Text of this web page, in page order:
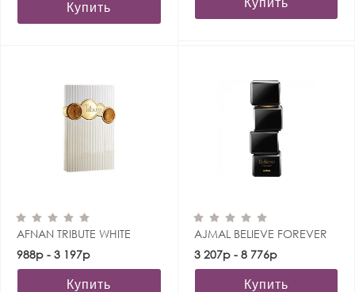
Купить Купить
AFNAN TRIBUTE WHITE
988р - 3 197р
Купить
AJMAL BELIEVE FOREVER
3 207р - 8 776р
Купить